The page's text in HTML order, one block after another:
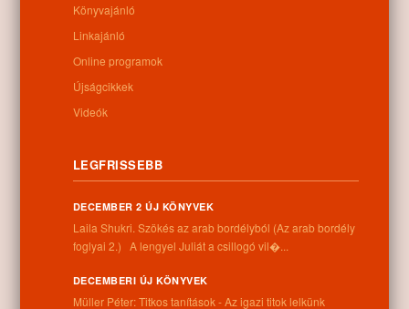
A vetélkedőn szintén megemlékeztünk erről a napról méghozzá
úgy, hogy a feladatlapon plusz pont megszerzéséért szerepelt,
hogy milyen eseményt ünnepelünk még ezen a napon.
6 csapat 22 tanulója vállalta a megmérettetést. A tanulók a
vetélkedő előtt felkészülhettek a könyvtárban összeállított
kérdések. Új feladatként a Mi micsoda kérdés szerepelt, amelyben
nyíracsádi látnivalók részleteiből kellett kitalálni, hogy mi látható a
A gyerekek nagyon ügyesen szerepeltek, büszkék lehetünk rájuk.
A legjobban szereplő csapat a 6/A. 67 pontot ért el, Antal Vivien,
Könyvajánló
Linkajánló
Online programok
Újságcikkek
Videók
LEGFRISSEBB
DECEMBER 2 ÚJ KÖNYVEK
Laila Shukri. Szökés ​az arab bordélyból (Az arab bordély
foglyai 2.) A lengyel Juliát a csillogó vil�...
DECEMBERI ÚJ KÖNYVEK
Müller Péter: Titkos tanítások - Az igazi titok lelkünk